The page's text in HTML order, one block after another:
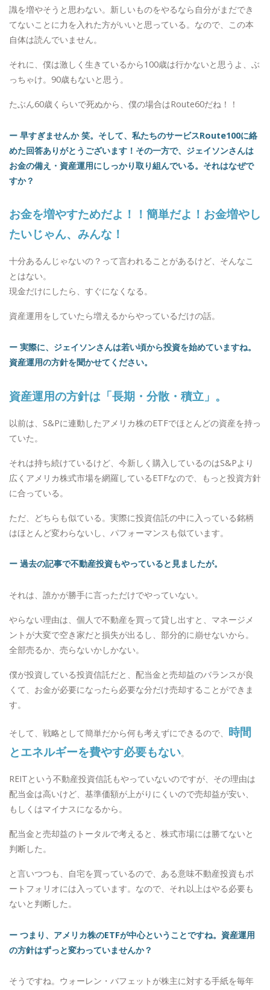
識を増やそうと思わない。新しいものをやるなら自分がまだでき
てないことに力を入れた方がいいと思っている。なので、この本
自体は読んでいません。
それに、僕は激しく生きているから100歳は行かないと思うよ、ぶ
っちゃけ。90歳もないと思う。
たぶん60歳くらいで死ぬから、僕の場合はRoute60だね！！
ー 早すぎませんか 笑。そして、私たちのサービスRoute100に絡
めた回答ありがとうございます！その一方で、ジェイソンさんは
お金の備え・資産運用にしっかり取り組んでいる。それはなぜで
すか？
お金を増やすためだよ！！簡単だよ！お金増やし
たいじゃん、みんな！
十分あるんじゃないの？って言われることがあるけど、そんなこ
とはない。
現金だけにしたら、すぐになくなる。
資産運用をしていたら増えるからやっているだけの話。
ー 実際に、ジェイソンさんは若い頃から投資を始めていますね。
資産運用の方針を聞かせてください。
資産運用の方針は「長期・分散・積立」。
以前は、S&Pに連動したアメリカ株のETFでほとんどの資産を持っ
ていた。
それは持ち続けているけど、今新しく購入しているのはS&Pより
広くアメリカ株式市場を網羅しているETFなので、もっと投資方針
に合っている。
ただ、どちらも似ている。実際に投資信託の中に入っている銘柄
はほとんど変わらないし、パフォーマンスも似ています。
ー 過去の記事で不動産投資もやっていると見ましたが。
それは、誰かが勝手に言っただけでやっていない。
やらない理由は、個人で不動産を買って貸し出すと、マネージメ
ントが大変で空き家だと損失が出るし、部分的に崩せないから。
全部売るか、売らないかしかない。
僕が投資している投資信託だと、配当金と売却益のバランスが良
くて、お金が必要になったら必要な分だけ売却することができま
す。
そして、戦略として簡単だから何も考えずにできるので、 時間
とエネルギーを費やす必要もない。
REITという不動産投資信託もやっていないのですが、その理由は
配当金は高いけど、基準価額が上がりにくいので売却益が安い、
もしくはマイナスになるから。
配当金と売却益のトータルで考えると、株式市場には勝てないと
判断した。
と言いつつも、自宅を買っているので、ある意味不動産投資もポ
ートフォリオには入っています。なので、それ以上はやる必要も
ないと判断した。
ー つまり、アメリカ株のETFが中心ということですね。資産運用
の方針はずっと変わっていませんか？
そうですね。ウォーレン・バフェットが株主に対する手紙を毎年